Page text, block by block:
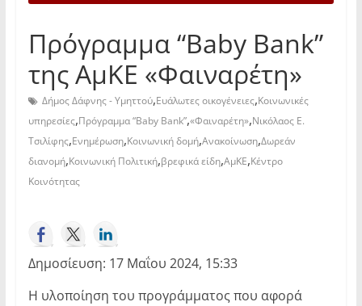
Πρόγραμμα “Baby Bank”
της ΑμΚΕ «Φαιναρέτη»
Δήμος Δάφνης - Υμηττού,Ευάλωτες οικογένειες,Κοινωνικές
υπηρεσίες,Πρόγραμμα “Baby Bank”,«Φαιναρέτη»,Νικόλαος Ε.
Τσιλίφης,Ενημέρωση,Κοινωνική δομή,Ανακοίνωση,Δωρεάν
διανομή,Κοινωνική Πολιτική,βρεφικά είδη,ΑμΚΕ,Κέντρο
Κοινότητας
Δημοσίευση: 17 Μαΐου 2024, 15:33
Η υλοποίηση του προγράμματος που αφορά